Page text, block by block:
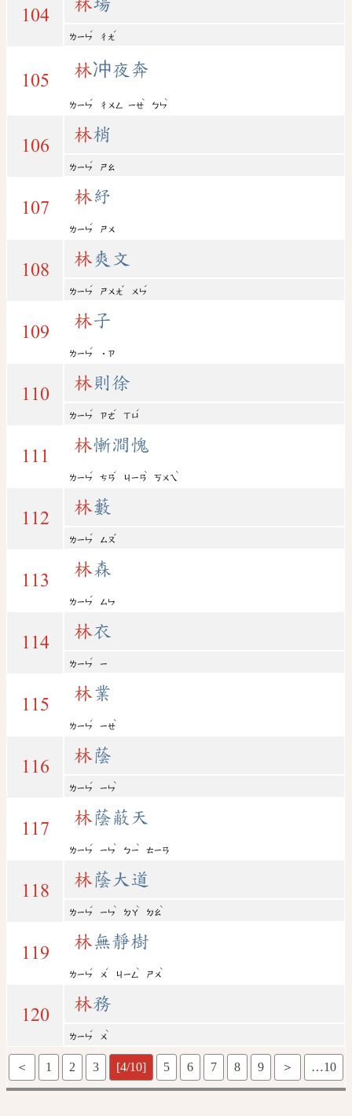
104
林場
ㄌㄧㄣ
ˊ
ㄔㄤ
ˊ
105
林冲夜奔
ㄌㄧㄣ
ˊ
ㄔㄨㄥ ㄧㄝ
ˋ
ㄅㄣ
ˋ
106
林梢
ㄌㄧㄣ
ˊ
ㄕㄠ
107
林紓
ㄌㄧㄣ
ˊ
ㄕㄨ
108
林爽文
ㄌㄧㄣ
ˊ
ㄕㄨㄤ
ˇ
ㄨㄣ
ˊ
109
林子
ㄌㄧㄣ
ˊ
˙ㄗ
110
林則徐
ㄌㄧㄣ
ˊ
ㄗㄜ
ˊ
ㄒㄩ
ˊ
111
林慚澗愧
ㄌㄧㄣ
ˊ
ㄘㄢ
ˊ
ㄐㄧㄢ
ˋ
ㄎㄨㄟ
ˋ
112
林藪
ㄌㄧㄣ
ˊ
ㄙㄡ
ˇ
113
林森
ㄌㄧㄣ
ˊ
ㄙㄣ
114
林衣
ㄌㄧㄣ
ˊ
ㄧ
115
林業
ㄌㄧㄣ
ˊ
ㄧㄝ
ˋ
116
林蔭
ㄌㄧㄣ
ˊ
ㄧㄣ
ˋ
117
林蔭蔽天
ㄌㄧㄣ
ˊ
ㄧㄣ
ˋ
ㄅㄧ
ˋ
ㄊㄧㄢ
118
林蔭大道
ㄌㄧㄣ
ˊ
ㄧㄣ
ˋ
ㄉㄚ
ˋ
ㄉㄠ
ˋ
119
林無靜樹
ㄌㄧㄣ
ˊ
ㄨ
ˊ
ㄐㄧㄥ
ˋ
ㄕㄨ
ˋ
120
林務
ㄌㄧㄣ
ˊ
ㄨ
ˋ
＜ 1 2 3 [4/10] 5 6 7 8 9 ＞ …10